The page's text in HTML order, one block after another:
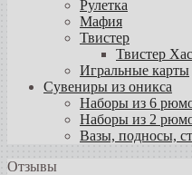
Рулетка
Мафия
Твистер
Твистер
Игральные карты
Сувениры из оникса
Наборы из 6
Наборы из 2
Вазы, подносы,
Отзывы